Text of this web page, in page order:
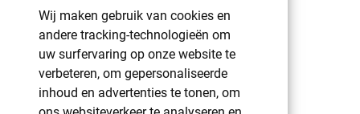
Wij maken gebruik van cookies en
andere tracking-technologieën om
uw surfervaring op onze website te
verbeteren, om gepersonaliseerde
inhoud en advertenties te tonen, om
PMS kleuren
Cookie beleid
Voorwaarden en bepalingen
Winkelwagen